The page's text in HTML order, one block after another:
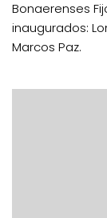
Bonaerenses
inaugurados:
Marcos Paz.